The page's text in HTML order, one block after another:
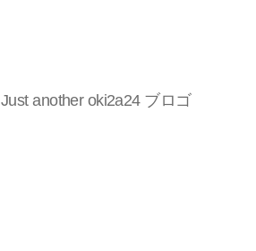
Just another oki2a24 ブロゴ